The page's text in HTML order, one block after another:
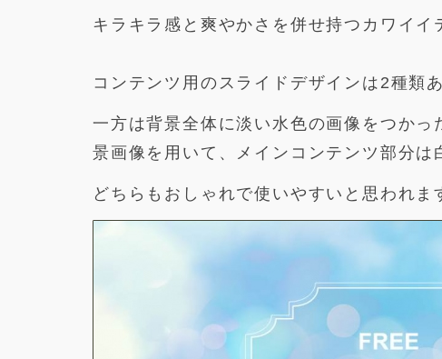
キラキラ感と爽やかさを併せ持つカワイイ
コンテンツ用のスライドデザインは2種類あ
一方は背景全体に淡い水色の画像をつか
景画像を用いて、メインコンテンツ部分は
どちらもおしゃれで使いやすいと思われま